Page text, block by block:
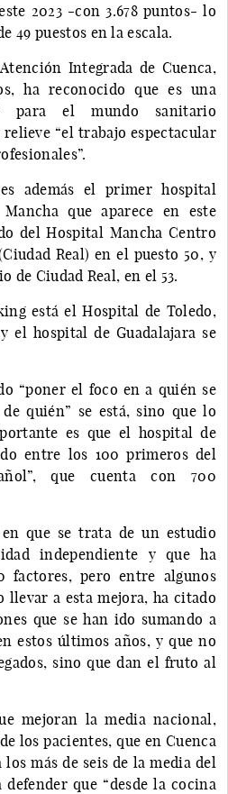
2023 -con 3.678 puntos- lo
49 puestos en la escala.
Integrada de Cuenca,
ha reconocido que es una
para el mundo sanitario
“el trabajo espectacular
además el primer hospital
que aparece en este
del Hospital Mancha Centro
Real) en el puesto 50, y
Ciudad Real, en el 53.
está el Hospital de Toledo,
el hospital de Guadalajara se
“poner el foco en a quién se
quién” se está, sino que lo
es que el hospital de
entre los 100 primeros del
que cuenta con 700
que se trata de un estudio
independiente y que ha
factores, pero entre algunos
llevar a esta mejora, ha citado
que se han ido sumando a
estos últimos años, y que no
sino que dan el fruto al
mejoran la media nacional,
los pacientes, que en Cuenca
más de seis de la media del
que “desde la cocina